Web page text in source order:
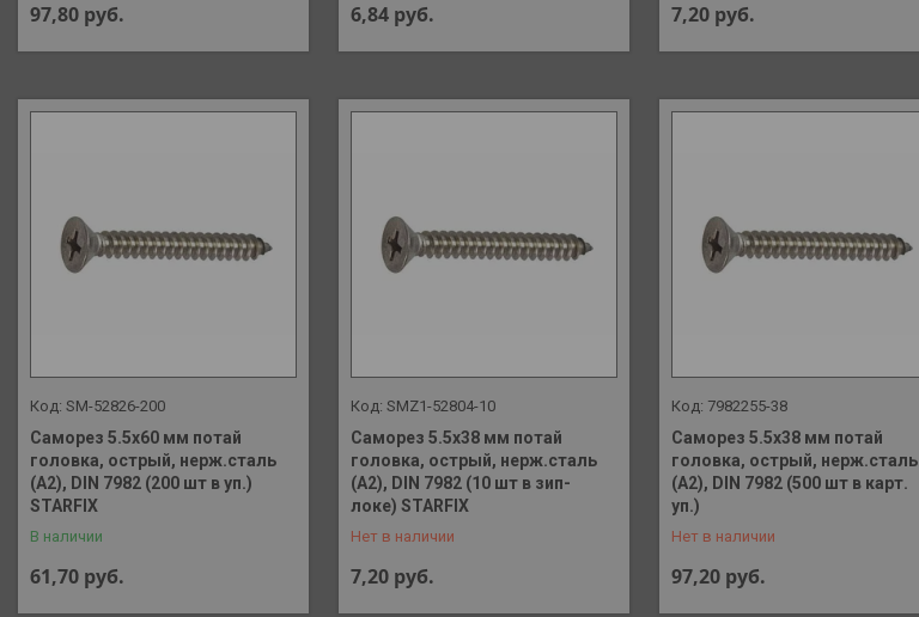
97,80 руб. 6,84 руб. 7,20 руб.
SM-52826-200
Саморез 5.5х60 мм потай
головка, острый, нерж.сталь
(А2), DIN 7982 (200 шт в уп.)
STARFIX
В наличии
61,70 руб.
SMZ1-52804-10
Саморез 5.5х38 мм потай
головка, острый, нерж.сталь
(А2), DIN 7982 (10 шт в зип-
локе) STARFIX
Нет в наличии
7,20 руб.
+375 (29) 648-41-90
7982255-38
Саморез 5.5х38 мм потай
головка, острый, нерж.сталь
(А2), DIN 7982 (500 шт в карт.
уп.)
Нет в наличии
97,20 руб.
+375 (29) 648-41-90